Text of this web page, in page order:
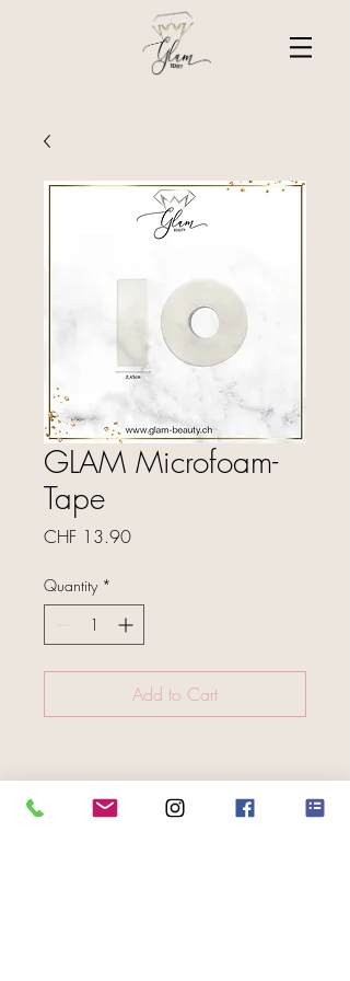
GLAM Microfoam-
Tape
CHF 13.90Price
Quantity *
Add to Cart